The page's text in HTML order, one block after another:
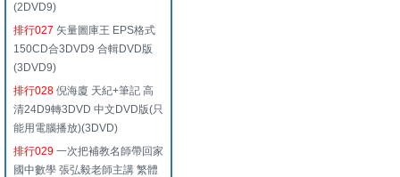
(2DVD9)
排行027 矢量圖庫王 EPS格式
150CD合3DVD9 合輯DVD版
(3DVD9)
排行028 倪海廈 天紀+筆記 高
清24D9轉3DVD 中文DVD版(只
能用電腦播放)(3DVD)
排行029 一次把補教名師帶回家
國中數學 張弘毅老師主講 繁體